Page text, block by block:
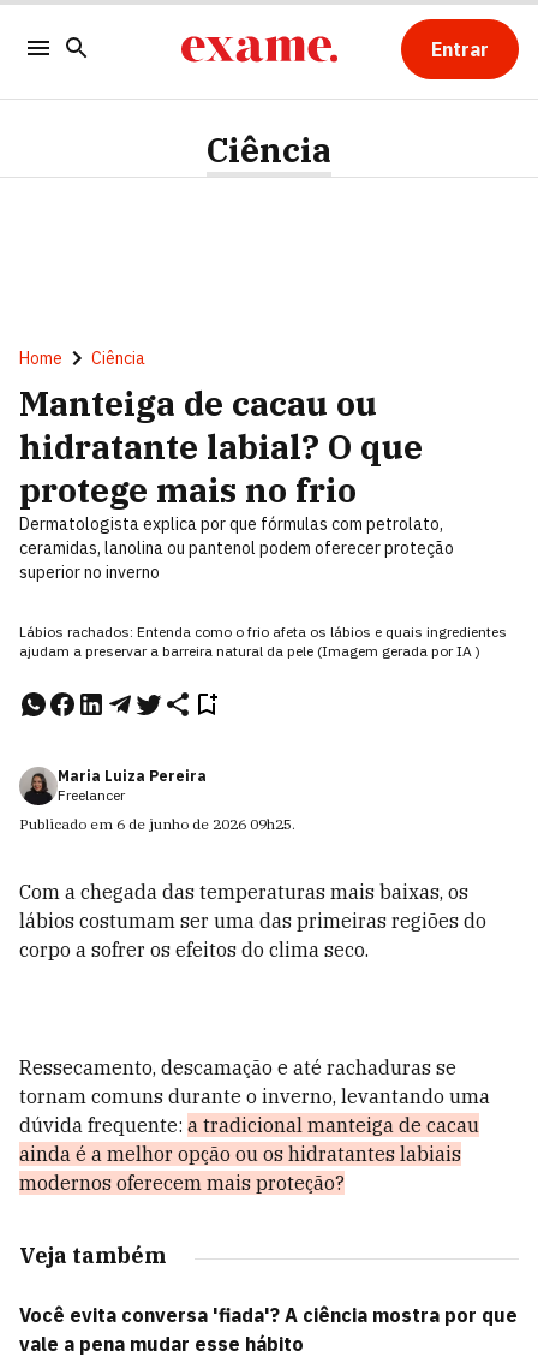
Entrar
Ciência
Home Ciência
Manteiga de cacau ou
hidratante labial? O que
protege mais no frio
Dermatologista explica por que fórmulas com petrolato,
ceramidas, lanolina ou pantenol podem oferecer proteção
superior no inverno
Lábios rachados: Entenda como o frio afeta os lábios e quais ingredientes
ajudam a preservar a barreira natural da pele (Imagem gerada por IA )
Maria Luiza Pereira
Freelancer
Publicado em 6 de junho de 2026 09h25.
Com a chegada das temperaturas mais baixas, os
lábios costumam ser uma das primeiras regiões do
corpo a sofrer os efeitos do clima seco.
Ressecamento, descamação e até rachaduras se
tornam comuns durante o inverno, levantando uma
dúvida frequente: a tradicional manteiga de cacau
ainda é a melhor opção ou os hidratantes labiais
modernos oferecem mais proteção?
Veja também
Você evita conversa 'fiada'? A ciência mostra por que
vale a pena mudar esse hábito